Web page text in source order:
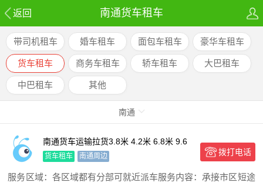
返回 南通货车租车
带司机租车 婚车租车 面包车租车 豪华车租车
货车租车 商务车租车 轿车租车 大巴租车
中巴租车 其他
南通
南通货车运输拉货3.8米 4.2米 6.8米 9.6
米 13
货车租车 南通周边 拨打电话
服务区域：各区域都有分部可就近派车服务内容：承接市区短途